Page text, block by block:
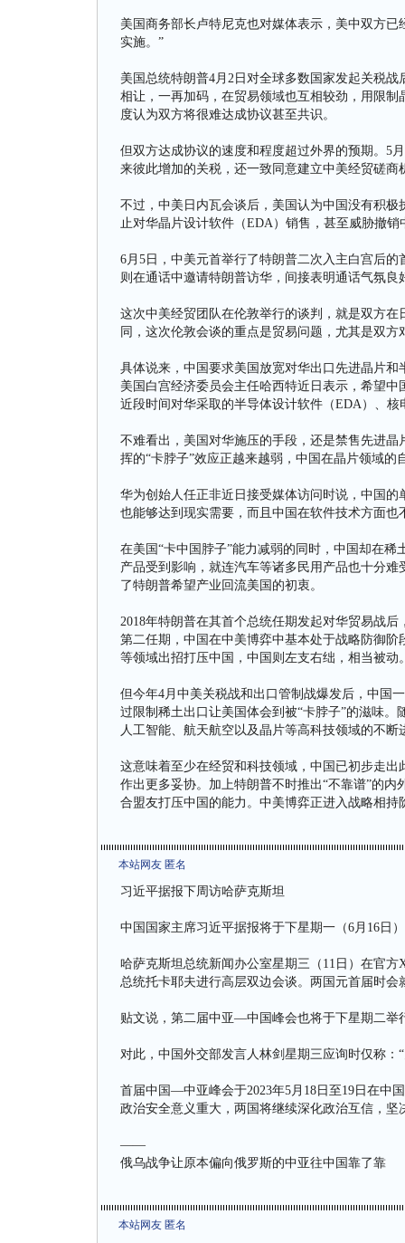
美国商务部长卢特尼克也对媒体表示，美中双方
实施。”
美国总统特朗普4月2日对全球多数国家发起关税
相让，一再加码，在贸易领域也互相较劲，用限
度认为双方将很难达成协议甚至共识。
但双方达成协议的速度和程度超过外界的预期。5
来彼此增加的关税，还一致同意建立中美经贸磋
不过，中美日内瓦会谈后，美国认为中国没有积
止对华晶片设计软件（EDA）销售，甚至威胁撤
6月5日，中美元首举行了特朗普二次入主白宫后
则在通话中邀请特朗普访华，间接表明通话气氛良
这次中美经贸团队在伦敦举行的谈判，就是双方
同，这次伦敦会谈的重点是贸易问题，尤其是双方
具体说来，中国要求美国放宽对华出口先进晶片
美国白宫经济委员会主任哈西特近日表示，希望
近段时间对华采取的半导体设计软件（EDA）、
不难看出，美国对华施压的手段，还是禁售先进
挥的“卡脖子”效应正越来越弱，中国在晶片领域的
华为创始人任正非近日接受媒体访问时说，中国
也能够达到现实需要，而且中国在软件技术方面也
在美国“卡中国脖子”能力减弱的同时，中国却在
产品受到影响，就连汽车等诸多民用产品也十分
了特朗普希望产业回流美国的初衷。
2018年特朗普在其首个总统任期发起对华贸易战
第二任期，中国在中美博弈中基本处于战略防御
等领域出招打压中国，中国则左支右绌，相当被动
但今年4月中美关税战和出口管制战爆发后，中国
过限制稀土出口让美国体会到被“卡脖子”的滋味
人工智能、航天航空以及晶片等高科技领域的不
这意味着至少在经贸和科技领域，中国已初步走
作出更多妥协。加上特朗普不时推出“不靠谱”的
合盟友打压中国的能力。中美博弈正进入战略相持
本站网友 匿名
习近平据报下周访哈萨克斯坦
中国国家主席习近平据报将于下星期一（6月16日
哈萨克斯坦总统新闻办公室星期三（11日）在官
总统托卡耶夫进行高层双边会谈。两国元首届时
贴文说，第二届中亚—中国峰会也将于下星期二举
对此，中国外交部发言人林剑星期三应询时仅称
首届中国—中亚峰会于2023年5月18日至19日在中
政治安全意义重大，两国将继续深化政治互信，坚
——
俄乌战争让原本偏向俄罗斯的中亚往中国靠了靠
本站网友 匿名